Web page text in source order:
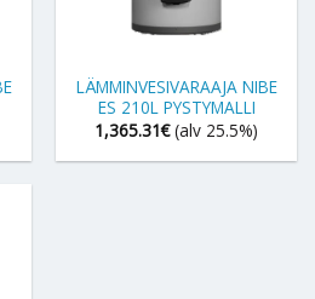
LÄMMINVESIVARAAJA NIBE
ES 210L PYSTYMALLI
1,365.31€ (alv 25.5%)